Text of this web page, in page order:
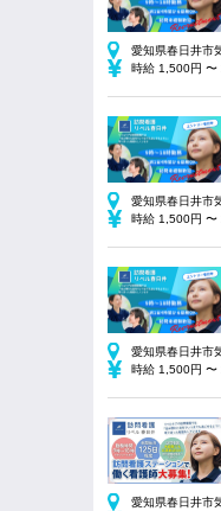
愛知県春日井市
時給 1,500円 〜
愛知県春日井市
時給 1,500円 〜
愛知県春日井市
時給 1,500円 〜
愛知県春日井市